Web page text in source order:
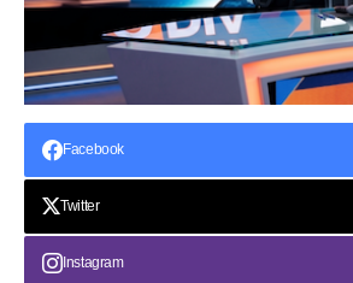
Facebook
Twitter
Instagram